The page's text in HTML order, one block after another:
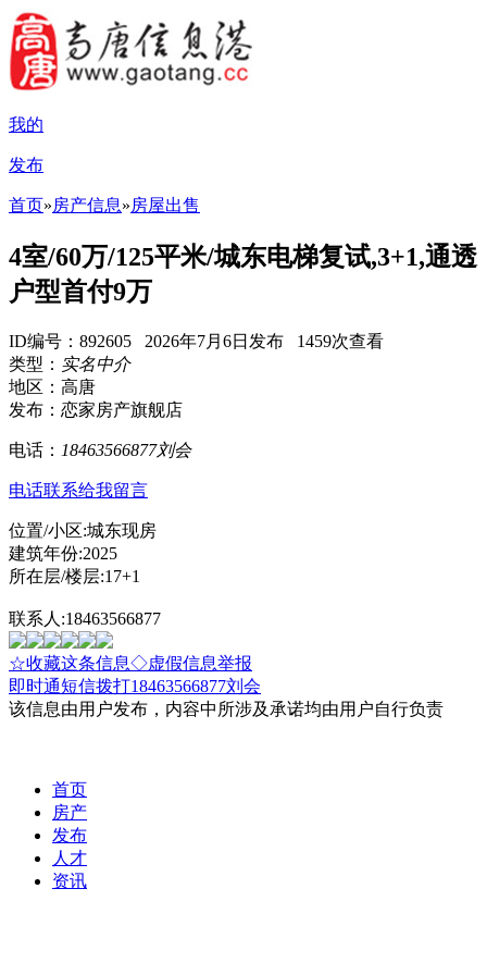
我的
发布
首页»房产信息»房屋出售
4室/60万/125平米/城东电梯复试,3+1,通透
户型首付9万
ID编号：892605 2026年7月6日发布 1459次查看
类型： 实名中介
地区：高唐
发布：恋家房产旗舰店
电话： 18463566877刘会
电话联系给我留言
位置/小区:城东现房
建筑年份:2025
所在层/楼层:17+1
联系人:18463566877
☆收藏这条信息◇虚假信息举报
即时通短信拨打18463566877刘会
该信息由用户发布，内容中所涉及承诺均由用户自行负责
首页
房产
发布
人才
资讯